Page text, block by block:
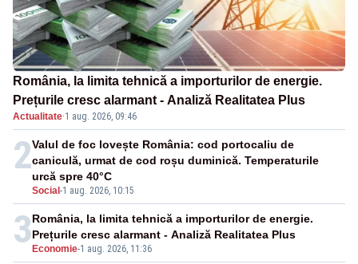
România, la limita tehnică a importurilor de energie.
Prețurile cresc alarmant - Analiză Realitatea Plus
Actualitate·1 aug. 2026, 09:46
2
Social -1 aug. 2026, 10:15
Valul de foc lovește România: cod portocaliu de
caniculă, urmat de cod roșu duminică. Temperaturile
urcă spre 40°C
3 Economie-1 aug. 2026, 11:36
România, la limita tehnică a importurilor de energie.
Prețurile cresc alarmant - Analiză Realitatea Plus